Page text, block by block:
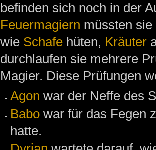
befinden sich noch in der
Feuermagiern müssten
wie Schafehüten, Kräuter
durchlaufen sie mehrere
Magier. Diese Prüfungen
Agon war der Neffe des
Babo war für das Fegen
hatte.